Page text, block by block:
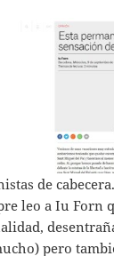
de
leo a Iu Forn
pero